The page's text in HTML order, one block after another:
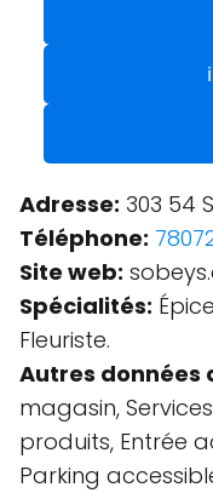
Adresse: 303 54
Téléphone:
Site web:
Spécialités:
Fleuriste.
Autres données
magasin,
produits, Entrée
Parking